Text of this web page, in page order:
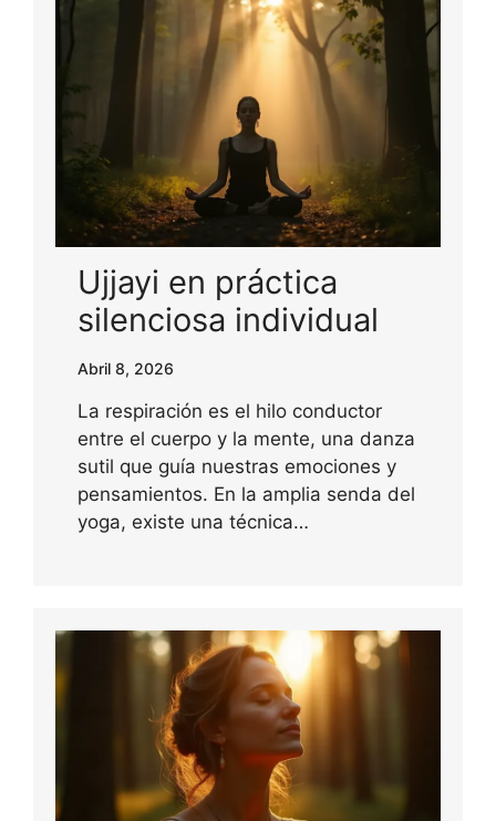
Ujjayi en práctica
silenciosa individual
Abril 8, 2026
La respiración es el hilo conductor
entre el cuerpo y la mente, una danza
sutil que guía nuestras emociones y
pensamientos. En la amplia senda del
yoga, existe una técnica…